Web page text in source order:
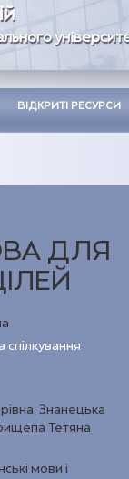
ВІДКРИТІ РЕСУРСИ
ДЛЯ
Знанецька
Тетяна
мови і